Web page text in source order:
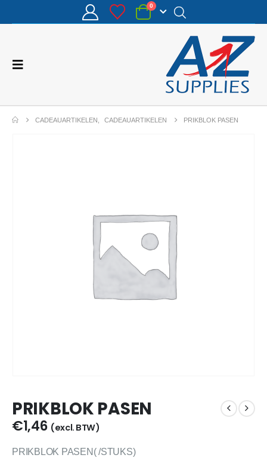
0
CADEAUARTIKELEN CADEAUARTIKELEN PRIKBLOK PASEN
PRIKBLOK PASEN
€1,46 (excl. BTW)
PRIKBLOK PASEN( /STUKS)